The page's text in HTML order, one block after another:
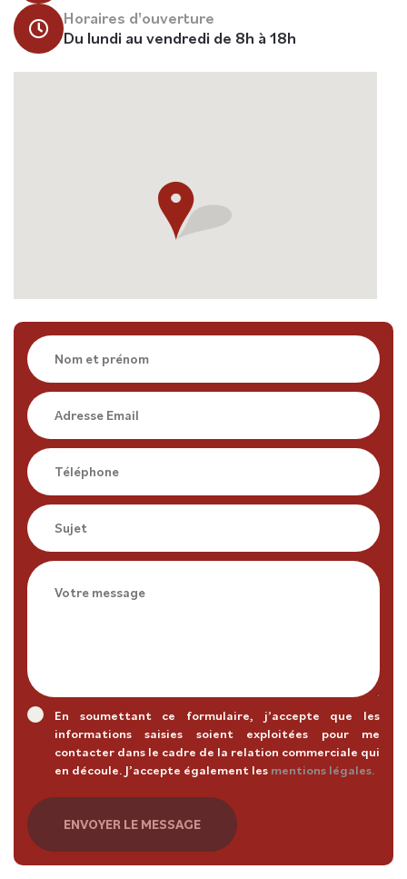
Horaires d'ouverture
Du lundi au vendredi de 8h à 18h
En soumettant ce formulaire, j’accepte que les
informations saisies soient exploitées pour me
contacter dans le cadre de la relation commerciale qui
en découle. J’accepte également les mentions légales.
ENVOYER LE MESSAGE